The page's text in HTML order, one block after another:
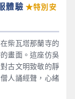
體驗 ★特別安
柴瓦塔那蘭寺的
畫面。這座仿吳
古文明致敬的靜
人誦經聲，心緒